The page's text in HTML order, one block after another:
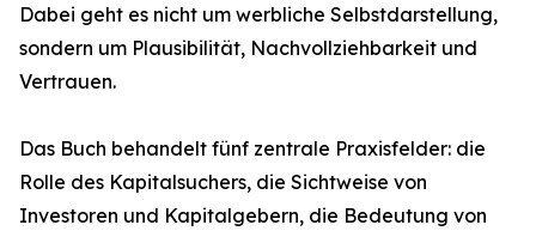
Dabei geht es nicht um werbliche Selbstdarstellung,
sondern um Plausibilität, Nachvollziehbarkeit und
Vertrauen.
Das Buch behandelt fünf zentrale Praxisfelder: die
Rolle des Kapitalsuchers, die Sichtweise von
Investoren und Kapitalgebern, die Bedeutung von